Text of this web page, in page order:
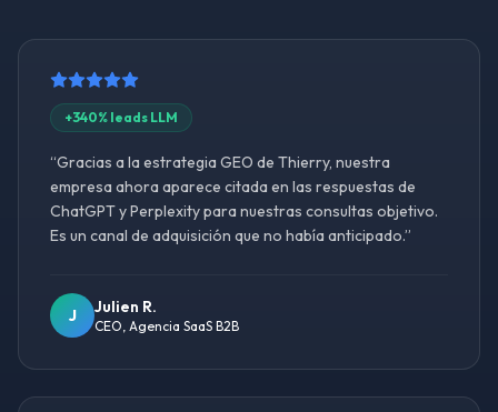
+340% leads LLM
“Gracias a la estrategia GEO de Thierry, nuestra
empresa ahora aparece citada en las respuestas de
ChatGPT y Perplexity para nuestras consultas objetivo.
Es un canal de adquisición que no había anticipado.”
J Julien R.
CEO, Agencia SaaS B2B